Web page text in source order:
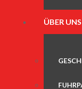
ÜBER UNS